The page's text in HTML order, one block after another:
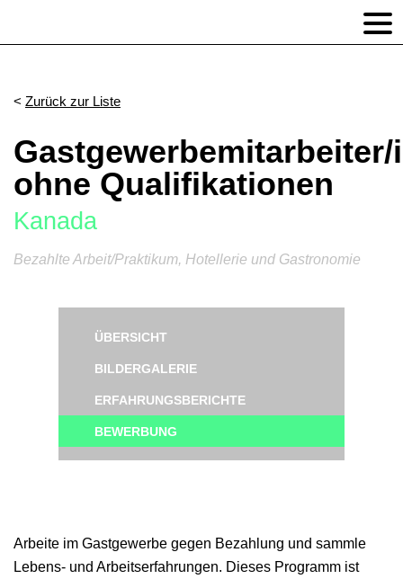
Zurück zur Liste
Gastgewerbemitarbeiter/
ohne Qualifikationen
Kanada
Bezahlte Arbeit/Praktikum, Hotellerie und Gastronomie
ÜBERSICHT
BILDERGALERIE
ERFAHRUNGSBERICHTE
BEWERBUNG
Arbeite im Gastgewerbe gegen Bezahlung und sammle
Lebens- und Arbeitserfahrungen. Dieses Programm ist